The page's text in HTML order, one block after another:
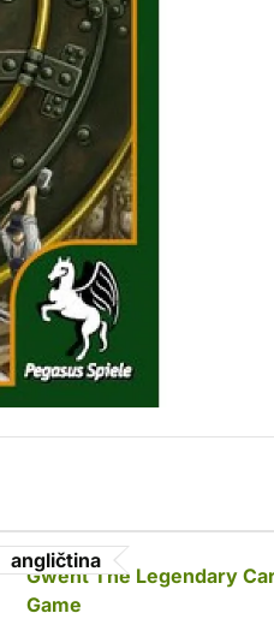
angličtina
Gwent The Legendary
Game